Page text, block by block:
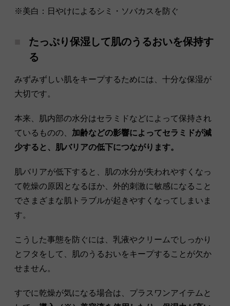
※美白：日やけによるシミ・ソバカスを防ぐ
たっぷり保湿して肌のうるおいを保持す
る
みずみずしい肌をキープするためには、十分な保湿が
大切です。
本来、肌内部の水分はセラミドなどによって保持され
ているものの、 加齢などの影響によってセラミドが減
少すると、肌バリアの低下につながります。
肌バリアが低下すると、肌の水分が失われやすくなっ
て乾燥の原因となるほか、外的刺激に敏感になること
でさまざまな肌トラブルが起きやすくなってしまいま
す。
こうした事態を防ぐには、乳液やクリームでしっかり
とフタをして、肌のうるおいをキープすることが欠か
せません。
すでに乾燥が気になる場合は、プラスワンアイテムと